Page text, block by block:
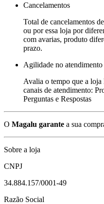
Cancelamentos
Total de cancelamentos
ou por essa loja por
com avarias, produto
prazo.
Agilidade no atendimento
Avalia o tempo que a loja
canais de atendimento:
Perguntas e Respostas
O Magalu garante a sua
Sobre a loja
CNPJ
34.884.157/0001-49
Razão Social